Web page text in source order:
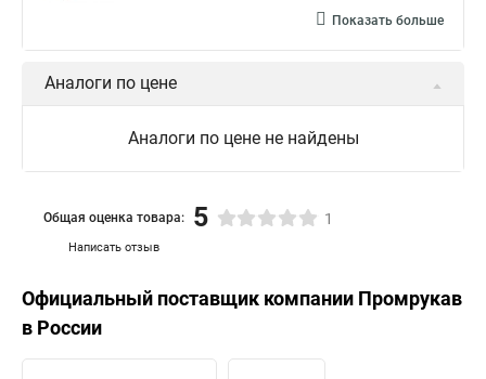
Показать больше
Аналоги по цене
Аналоги по цене не найдены
Написать отзыв
Общая оценка товара: 5 1
Официальный поставщик компании Промрукав
в России